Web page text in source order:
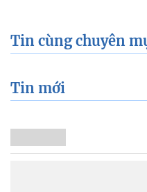
Tin cùng chuyên
Tin mới